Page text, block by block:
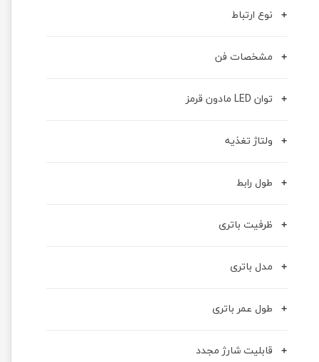
نوع ارتباط
مشخصات فن
توان LED مادون قرمز
ولتاژ تغذیه
طول رابط
ظرفیت باتری
مدل باتری
طول عمر باتری
قابلیت شارژ مجدد